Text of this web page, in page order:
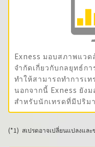
Exness มอบสภาพแว
จำกัดเกี่ยวกับกลยุทธ์ก
ทำให้สามารถทำการเ
นอกจากนี้ Exness ยังม
สำหรับนักเทรดที่มีปริม
สเปรดอาจเปลี่ยนแปลงแล